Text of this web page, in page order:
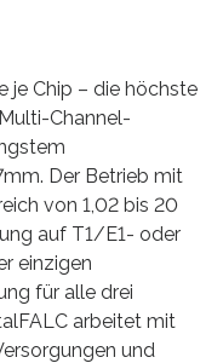
je Chip – die höchste
Channel-
Der Betrieb mit
von 1,02 bis 20
auf T1/E1- oder
einzigen
für alle drei
arbeitet mit
und